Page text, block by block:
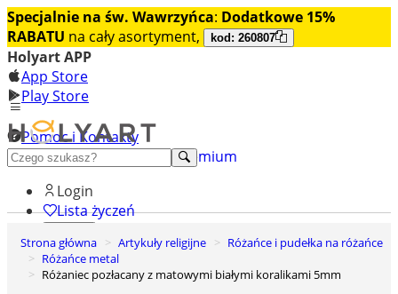
Specjalnie na św. Wawrzyńca: Dodatkowe 15%
RABATU na cały asortyment, kod: 260807
Holyart APP
App Store
Play Store
Pomoc i Kontakty
+48 222 922 860
Odkryj premium
Login
Lista życzeń
0
Koszyk
Strona główna Artykuły religijne
Różańce i pudełka na różańce
Różańce metal
Różaniec pozłacany z matowymi białymi koralikami 5mm